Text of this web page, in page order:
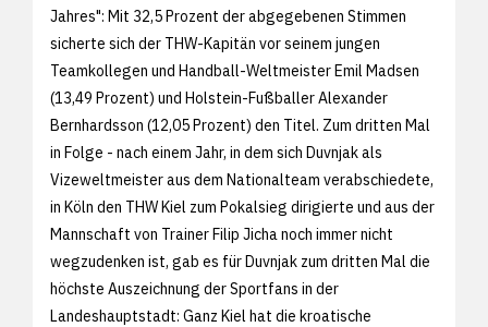
Jahres": Mit 32,5 Prozent der abgegebenen Stimmen
sicherte sich der THW-Kapitän vor seinem jungen
Teamkollegen und Handball-Weltmeister Emil Madsen
(13,49 Prozent) und Holstein-Fußballer Alexander
Bernhardsson (12,05 Prozent) den Titel. Zum dritten Mal
in Folge - nach einem Jahr, in dem sich Duvnjak als
Vizeweltmeister aus dem Nationalteam verabschiedete,
in Köln den THW Kiel zum Pokalsieg dirigierte und aus der
Mannschaft von Trainer Filip Jicha noch immer nicht
wegzudenken ist, gab es für Duvnjak zum dritten Mal die
höchste Auszeichnung der Sportfans in der
Landeshauptstadt: Ganz Kiel hat die kroatische